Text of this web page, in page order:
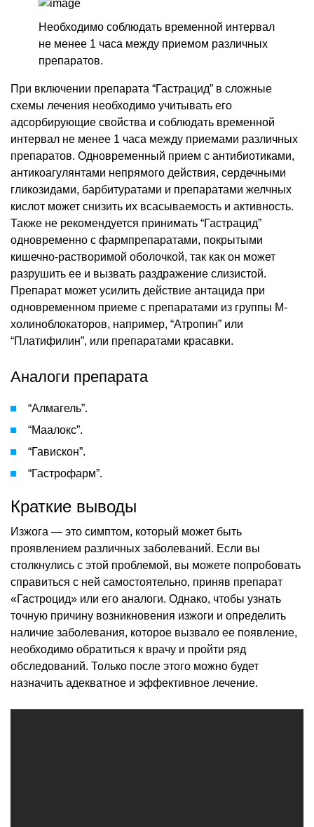
Необходимо соблюдать временной интервал
не менее 1 часа между приемом различных
препаратов.
При включении препарата “Гастрацид” в сложные
схемы лечения необходимо учитывать его
адсорбирующие свойства и соблюдать временной
интервал не менее 1 часа между приемами различных
препаратов. Одновременный прием с антибиотиками,
антикоагулянтами непрямого действия, сердечными
гликозидами, барбитуратами и препаратами желчных
кислот может снизить их всасываемость и активность.
Также не рекомендуется принимать “Гастрацид”
одновременно с фармпрепаратами, покрытыми
кишечно-растворимой оболочкой, так как он может
разрушить ее и вызвать раздражение слизистой.
Препарат может усилить действие антацида при
одновременном приеме с препаратами из группы М-
холиноблокаторов, например, “Атропин” или
“Платифилин”, или препаратами красавки.
Аналоги препарата
“Алмагель”.
“Маалокс”.
“Гавискон”.
“Гастрофарм”.
Краткие выводы
Изжога — это симптом, который может быть
проявлением различных заболеваний. Если вы
столкнулись с этой проблемой, вы можете попробовать
справиться с ней самостоятельно, приняв препарат
«Гастроцид» или его аналоги. Однако, чтобы узнать
точную причину возникновения изжоги и определить
наличие заболевания, которое вызвало ее появление,
необходимо обратиться к врачу и пройти ряд
обследований. Только после этого можно будет
назначить адекватное и эффективное лечение.